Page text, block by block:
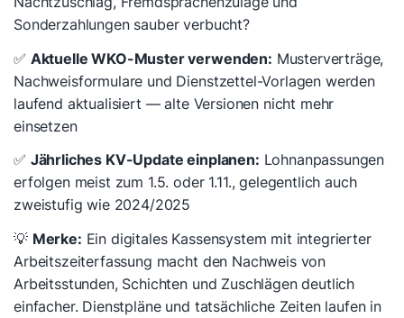
Sonderzahlungen sauber verbucht?
✅ Aktuelle WKO-Muster verwenden: Musterverträge,
Nachweisformulare und Dienstzettel-Vorlagen werden
laufend aktualisiert — alte Versionen nicht mehr
einsetzen
✅ Jährliches KV-Update einplanen: Lohnanpassungen
erfolgen meist zum 1.5. oder 1.11., gelegentlich auch
zweistufig wie 2024/2025
💡 Merke: Ein digitales Kassensystem mit integrierter
Arbeitszeiterfassung macht den Nachweis von
Arbeitsstunden, Schichten und Zuschlägen deutlich
einfacher. Dienstpläne und tatsächliche Zeiten laufen in